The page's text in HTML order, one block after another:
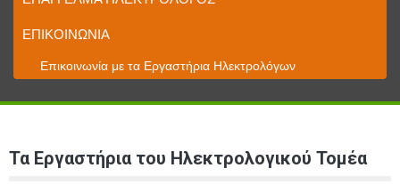
ΕΠΙΚΟΙΝΩΝΊΑ
Επικοινωνία με τα Εργαστήρια Ηλεκτρολόγων
Τα Εργαστήρια του Ηλεκτρολογικού Τομέα